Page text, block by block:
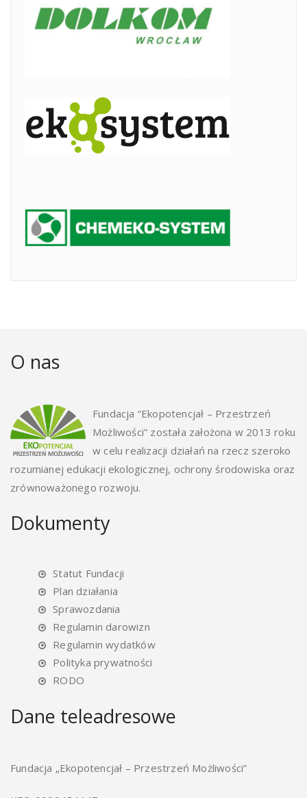
O nas
Fundacja “Ekopotencjał – Przestrzeń
Możliwości” została założona w 2013 roku
w celu realizacji działań na rzecz szeroko
rozumianej edukacji ekologicznej, ochrony środowiska oraz
zrównoważonego rozwoju.
Dokumenty
Statut Fundacji
Plan działania
Sprawozdania
Regulamin darowizn
Regulamin wydatków
Polityka prywatności
RODO
Dane teleadresowe
Fundacja „Ekopotencjał – Przestrzeń Możliwości”